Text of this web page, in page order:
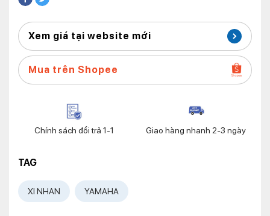
Xem giá tại website mới
Mua trên Shopee
Chính sách đổi trả 1-1 Giao hàng nhanh 2-3 ngày
TAG
XI NHAN YAMAHA